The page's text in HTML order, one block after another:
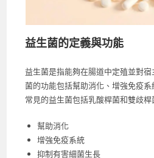
益生菌的定義與功能
益生菌是指能夠在腸道中定殖並對
菌的功能包括幫助消化、增強免疫
常見的益生菌包括乳酸桿菌和雙歧桿
幫助消化
增強免疫系統
抑制有害細菌生長